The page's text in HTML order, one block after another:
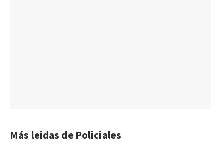
Más leidas de Policiales